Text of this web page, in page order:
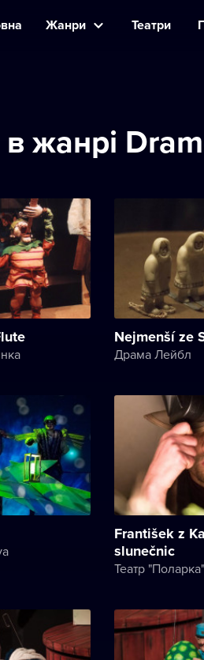
Жанри Театри
жанрі
Nejmenší ze
Драма Лейбл
František z
slunečnic
Театр "Поларка"